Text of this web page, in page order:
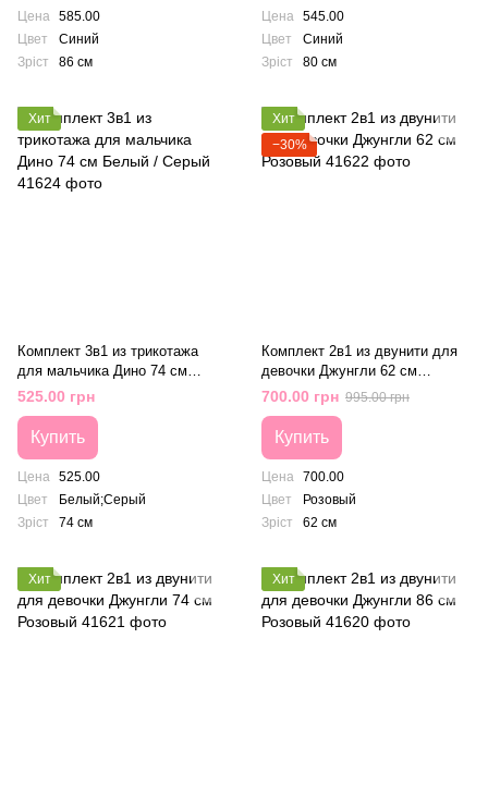
Цена 585.00
Цвет
Синий
Зріст
86 см
Цена 545.00
Цвет
Синий
Зріст
80 см
Хит
Комплект 3в1 из трикотажа
для мальчика Дино 74 см
Белый / Серый
525.00 грн
Купить
Цена 525.00
Цвет
Белый;Серый
Зріст
74 см
Хит
−30%
Комплект 2в1 из двунити для
девочки Джунгли 62 см
Розовый
700.00 грн 995.00 грн
Купить
Цена 700.00
Цвет
Розовый
Зріст
62 см
Хит Хит